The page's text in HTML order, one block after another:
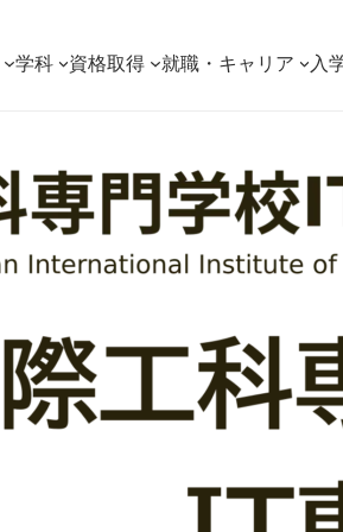
学科 資格取得 就職・キャリア 入